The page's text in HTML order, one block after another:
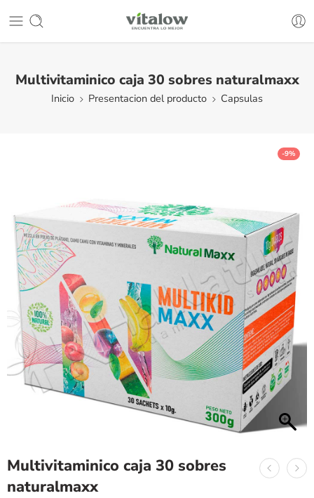
Multivitaminico caja 30 sobres naturalmaxx
Inicio Presentacion del producto Capsulas
-9%
Multivitaminico caja 30 sobres
naturalmaxx